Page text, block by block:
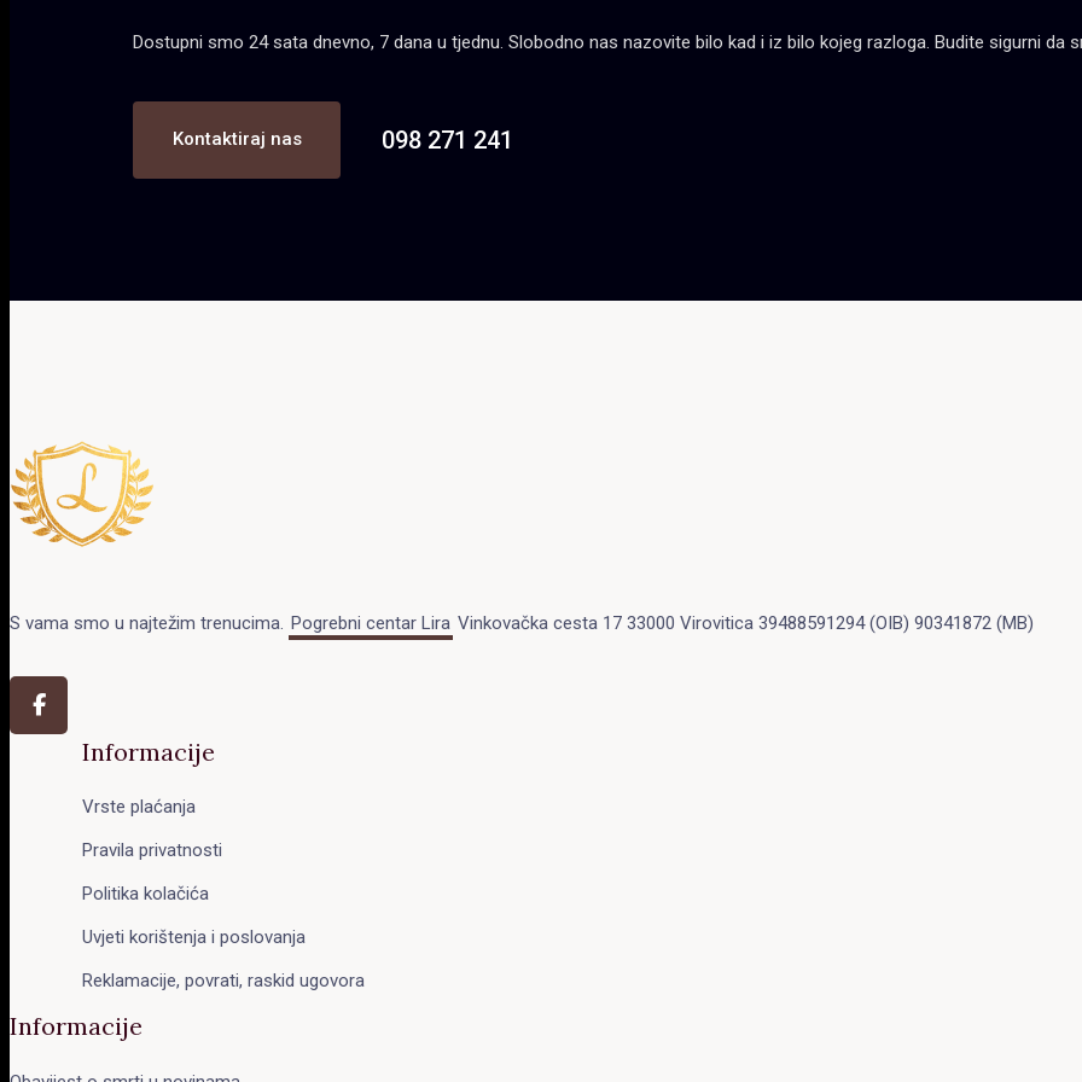
Dostupni smo 24 sata dnevno, 7 dana u tjednu. Slobodno nas nazovite bilo kad i iz bilo kojeg razloga. Budite sigurni da
Kontaktiraj nas 098 271 241
S vama smo u najtežim trenucima. Pogrebni centar Lira Vinkovačka cesta 17 33000 Virovitica 39488591294 (OIB) 90341872 (MB)
Informacije
Vrste plaćanja
Pravila privatnosti
Politika kolačića
Uvjeti korištenja i poslovanja
Reklamacije, povrati, raskid ugovora
Informacije